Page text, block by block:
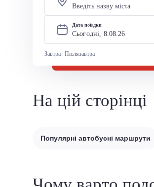
Дата поїздки
Сьогодні, 8.08.26
Завтра Післязавтра
На цій сторінці
Популярні автобусні маршрути